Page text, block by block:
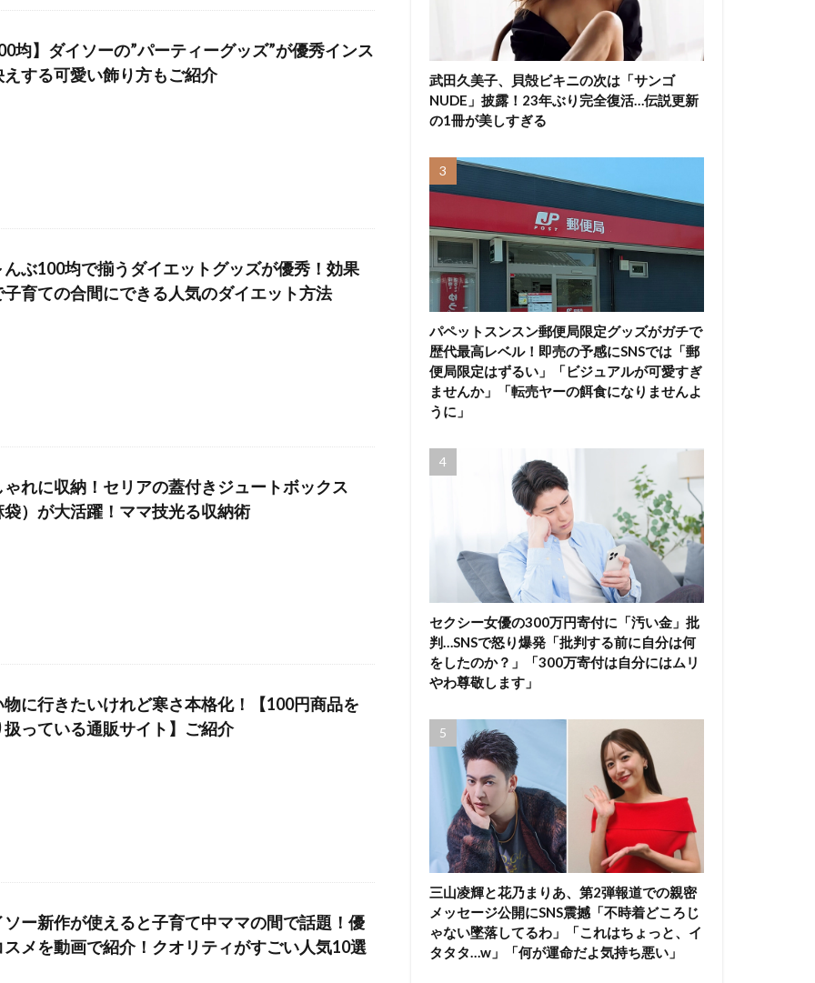
均】ダイソーの”パーティーグッズ”が優秀インス
えする可愛い飾り方もご紹介
んぶ100均で揃うダイエットグッズが優秀！効果
子育ての合間にできる人気のダイエット方法
ゃれに収納！セリアの蓋付きジュートボックス
袋）が大活躍！ママ技光る収納術
物に行きたいけれど寒さ本格化！【100円商品を
扱っている通販サイト】ご紹介
ソー新作が使えると子育て中ママの間で話題！優
スメを動画で紹介！クオリティがすごい人気10選
武田久美子、貝殻ビキニの次は「サンゴ
NUDE」披露！23年ぶり完全復活…伝説更新
の1冊が美しすぎる
パペットスンスン郵便局限定グッズがガチで
歴代最高レベル！即売の予感にSNSでは「郵
便局限定はずるい」「ビジュアルが可愛すぎ
ませんか」「転売ヤーの餌食になりませんよ
うに」
セクシー女優の300万円寄付に「汚い金」批
判…SNSで怒り爆発「批判する前に自分は何
をしたのか？」「300万寄付は自分にはムリ
やわ尊敬します」
三山凌輝と花乃まりあ、第2弾報道での親密
メッセージ公開にSNS震撼「不時着どころじ
ゃない墜落してるわ」「これはちょっと、イ
タタタ…w」「何が運命だよ気持ち悪い」